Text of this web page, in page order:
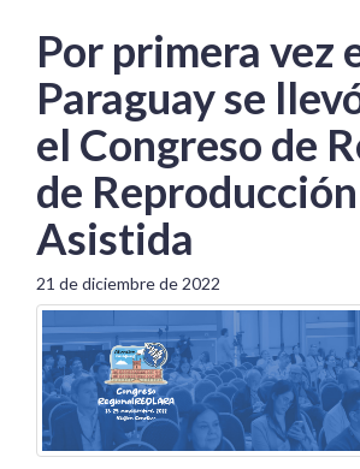
Por primera vez
Paraguay se
el Congreso de
de Reproducción
Asistida
21 de diciembre de 2022